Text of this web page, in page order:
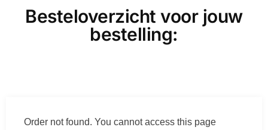
Besteloverzicht voor jouw
bestelling:
Order not found. You cannot access this page